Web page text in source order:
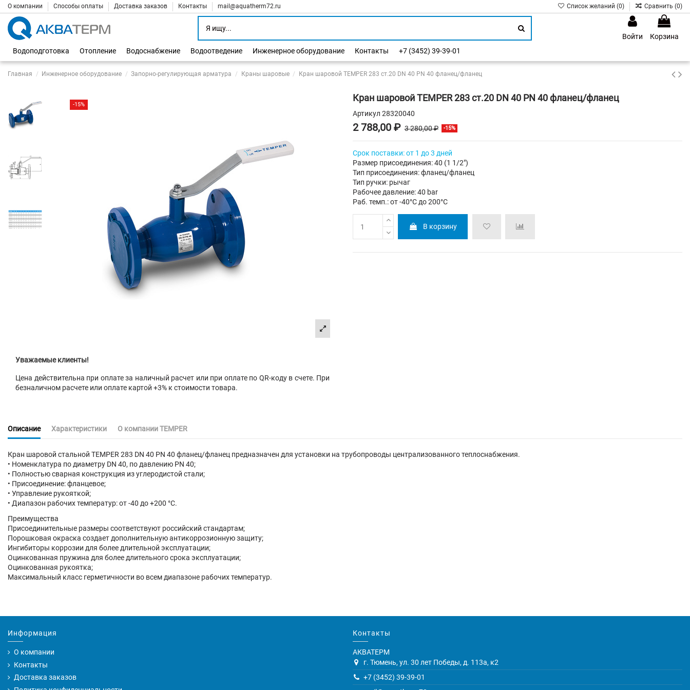
О компании Способы оплаты Доставка заказов Контакты mail@aquatherm72.ru Список желаний (0) Сравнить (0)
Войти
Корзина
Водоподготовка
Отопление Водоснабжение Водоотведение Инженерное оборудование Контакты +7 (3452) 39-39-01
Главная Инженерное оборудование Запорно-регулирующая арматура Краны шаровые Кран шаровой TEMPER 283 ст.20 DN 40 PN 40 фланец/фланец
-15%
Уважаемые клиенты!
Цена действительна при оплате за наличный расчет или при оплате по QR-коду в счете. При
безналичном расчете или оплате картой +3% к стоимости товара.
Кран шаровой TEMPER 283 ст.20 DN 40 PN 40 фланец/фланец
Артикул 28320040
2 788,00 ₽ 3 280,00 ₽ -15%
Срок поставки: от 1 до 3 дней
Размер присоединения: 40 (1 1/2")
Тип присоединения: фланец/фланец
Тип ручки: рычаг
Рабочее давление: 40 bar
Раб. темп.: от -40°C до 200°C
В корзину
Описание Характеристики О компании TEMPER
Кран шаровой стальной TEMPER 283 DN 40 PN 40 фланец/фланец предназначен для установки на трубопроводы централизованного теплоснабжения.
• Номенклатура по диаметру DN 40, по давлению PN 40;
• Полностью сварная конструкция из углеродистой стали;
• Присоединение: фланцевое;
• Управление рукояткой;
• Диапазон рабочих температур: от -40 до +200 °С.
Преимущества
Присоединительные размеры соответствуют российский стандартам;
Порошковая окраска создает дополнительную антикоррозионную защиту;
Ингибиторы коррозии для более длительной эксплуатации;
Оцинкованная пружина для более длительного срока эксплуатации;
Оцинкованная рукоятка;
Максимальный класс герметичности во всем диапазоне рабочих температур.
Информация
О компании
Контакты
Доставка заказов
Контакты
АКВАТЕРМ
г. Тюмень, ул. 30 лет Победы, д. 113а, к2
+7 (3452) 39-39-01